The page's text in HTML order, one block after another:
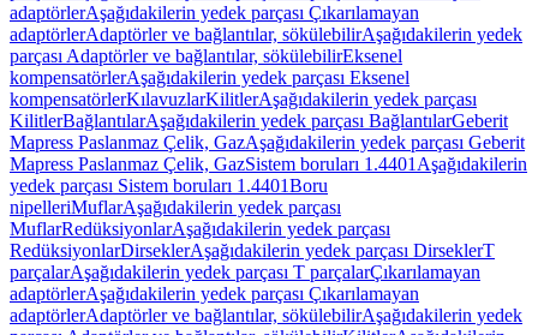
adaptörlerAşağıdakilerin yedek parçası Çıkarılamayan
adaptörlerAdaptörler ve bağlantılar, sökülebilirAşağıdakilerin yedek
parçası Adaptörler ve bağlantılar, sökülebilirEksenel
kompensatörlerAşağıdakilerin yedek parçası Eksenel
kompensatörlerKılavuzlarKilitlerAşağıdakilerin yedek parçası
KilitlerBağlantılarAşağıdakilerin yedek parçası BağlantılarGeberit
Mapress Paslanmaz Çelik, GazAşağıdakilerin yedek parçası Geberit
Mapress Paslanmaz Çelik, GazSistem boruları 1.4401 Aşağıdakilerin
yedek parçası Sistem boruları 1.4401Boru
nipelleriMuflarAşağıdakilerin yedek parçası
MuflarRedüksiyonlarAşağıdakilerin yedek parçası
RedüksiyonlarDirseklerAşağıdakilerin yedek parçası DirseklerT
parçalarAşağıdakilerin yedek parçası T parçalarÇıkarılamayan
adaptörlerAşağıdakilerin yedek parçası Çıkarılamayan
adaptörlerAdaptörler ve bağlantılar, sökülebilirAşağıdakilerin yedek